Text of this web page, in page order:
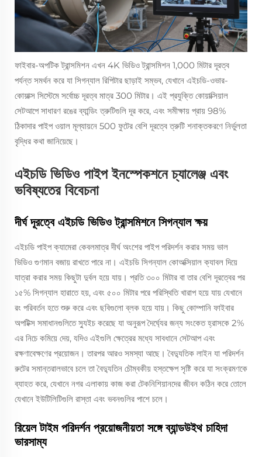
ফাইবার-অপটিক ট্রান্সমিশন এখন 4K ভিডিও ট্রান্সমিশন 1,000 মিটার দূরত্ব
পর্যন্ত সমর্থন করে যা সিগন্যাল রিপিটার ছাড়াই সম্ভব, যেখানে এইচডি-ওভার-
কোয়াক্স সিস্টেমে সর্বোচ্চ দূরত্ব মাত্র 300 মিটার। এই প্রযুক্তি কোয়াক্সিয়াল
সেটআপে সাধারণ রঙের ব্যান্ডিং ত্রুটিগুলি দূর করে, এবং সমীক্ষায় প্রায় 98%
ঠিকাদার পাইপ ওয়াল মূল্যায়নে 500 ফুটের বেশি দূরত্বে ত্রুটি শনাক্তকরণে নির্ভুলতা
বৃদ্ধির কথা জানিয়েছে।
এইচডি ভিডিও পাইপ ইনস্পেকশনে চ্যালেঞ্জ এবং
ভবিষ্যতের বিবেচনা
দীর্ঘ দূরত্বে এইচডি ভিডিও ট্রান্সমিশনে সিগন্যাল ক্ষয়
এইচডি পাইপ ক্যামেরা কেবলমাত্র দীর্ঘ অংশের পাইপ পরিদর্শন করার সময় ভাল
ভিডিও গুণমান বজায় রাখতে পারে না। এইচডি সিগন্যাল কোঅক্সিয়াল ক্যাবল দিয়ে
যাত্রা করার সময় কিছুটা দুর্বল হয়ে যায়। প্রতি ৩০০ মিটার বা তার বেশি দূরত্বের পর
১৫% সিগন্যাল হারাতে হয়, এবং ৫০০ মিটার পরে পরিস্থিতি খারাপ হয়ে যায় যেখানে
রং পরিবর্তন হতে শুরু করে এবং ছবিগুলো ব্লক হয়ে যায়। কিছু কোম্পানি ফাইবার
অপটিক্স সমাধানগুলিতে স্যুইচ করেছে যা অনুরূপ দৈর্ঘ্যের জন্য সংকেত হ্রাসকে 2%
এর নিচে কমিয়ে দেয়, যদিও এইগুলি ক্ষেত্রের মধ্যে সাবধানে সেটআপ এবং
রক্ষণাবেক্ষণের প্রয়োজন। তারপর আরও সমস্যা আছে। বৈদ্যুতিক লাইন যা পরিদর্শন
রুটের সমান্তরালভাবে চলে তা বৈদ্যুতিন চৌম্বকীয় হস্তক্ষেপ সৃষ্টি করে যা সংক্রমণকে
ব্যাহত করে, যেখানে নগর এলাকায় কাজ করা টেকনিশিয়ানদের জীবন কঠিন করে তোলে
যেখানে ইউটিলিটিগুলি রাস্তা এবং ভবনগুলির পাশে চলে।
রিয়েল টাইম পরিদর্শন প্রয়োজনীয়তা সঙ্গে ব্যান্ডউইথ চাহিদা
ভারসাম্য